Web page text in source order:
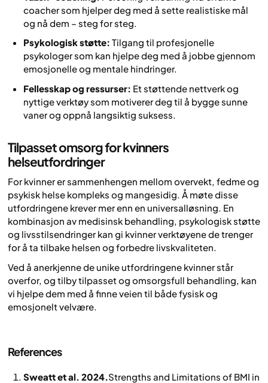
coacher som hjelper deg med å sette realistiske mål
og nå dem – steg for steg.
Psykologisk støtte: Tilgang til profesjonelle
psykologer som kan hjelpe deg med å jobbe gjennom
emosjonelle og mentale hindringer.
Fellesskap og ressurser: Et støttende nettverk og
nyttige verktøy som motiverer deg til å bygge sunne
vaner og oppnå langsiktig suksess.
Tilpasset omsorg for kvinners
helseutfordringer
For kvinner er sammenhengen mellom overvekt, fedme og
psykisk helse kompleks og mangesidig. Å møte disse
utfordringene krever mer enn en universalløsning. En
kombinasjon av medisinsk behandling, psykologisk støtte
og livsstilsendringer kan gi kvinner verktøyene de trenger
for å ta tilbake helsen og forbedre livskvaliteten.
Ved å anerkjenne de unike utfordringene kvinner står
overfor, og tilby tilpasset og omsorgsfull behandling, kan
vi hjelpe dem med å finne veien til både fysisk og
emosjonelt velvære.
References
Sweatt et al. 2024.Strengths and Limitations of BMI in